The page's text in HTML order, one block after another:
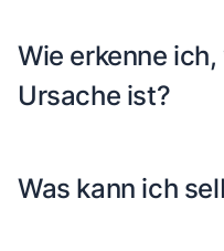
Wie erkenne
Ursache ist?
Was kann ich